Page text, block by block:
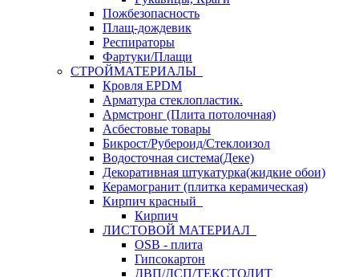
Пожбезопасность
Плащ-дождевик
Респираторы
Фартуки/Плащи
СТРОЙМАТЕРИАЛЫ
Кровля ЕРDM
Арматура стеклопластик.
Армстронг (Плита потолочная)
Асбестовые товары
Бикрост/Рубероид/Стеклоизол
Водосточная система(Деке)
Декоративная штукатурка(жидкие обои)
Керамогранит (плитка керамическая)
Кирпич красный
Кирпич
ЛИСТОВОЙ МАТЕРИАЛ
OSB - плита
Гипсокартон
ДВП/ДСП/ТЕКСТОЛИТ